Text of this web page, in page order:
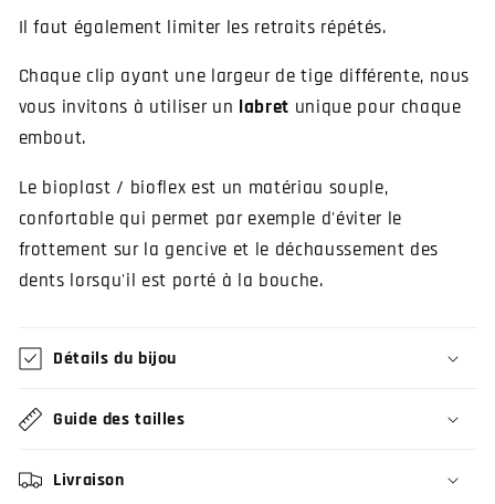
Il faut également limiter les retraits répétés.
Chaque clip ayant une largeur de tige différente, nous
vous invitons à utiliser un labret unique pour chaque
embout.
Le bioplast / bioflex est un matériau souple,
confortable qui permet par exemple d'éviter le
frottement sur la gencive et le déchaussement des
dents lorsqu'il est porté à la bouche.
Détails du bijou
Guide des tailles
Livraison